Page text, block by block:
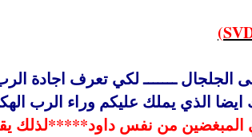
)
المبغضين من نفس داود*****لذلك